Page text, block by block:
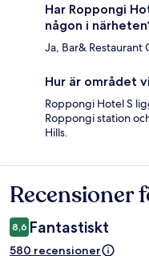
Har Roppongi
någon i
Ja, Bar& Restaurant
Hur är området
Roppongi Hotel S
Roppongi station
Hills.
Recensioner
Recensioner
8,6 Fantastiskt
580 recensioner